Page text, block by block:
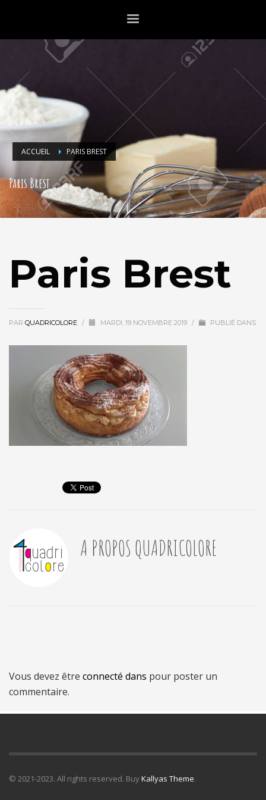
ACCUEIL PARIS BREST
Paris Brest
Paris Brest
PAR QUADRICOLORE / MARDI, 19 NOVEMBRE 2019 / PUBLIÉ DANS
A PROPOSQUADRICOLORE
Vous devez être connecté dans pour poster un
commentaire.
© 2021-2023. All rights reserved. BuyKallyas Theme.